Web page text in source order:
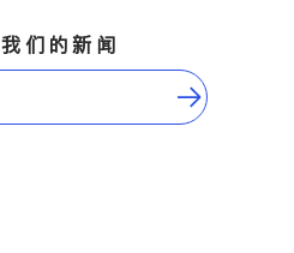
们的新闻